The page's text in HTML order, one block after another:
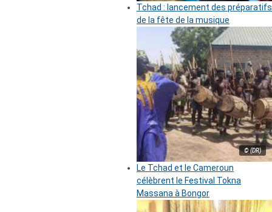
Tchad : lancement des préparatifs
de la fête de la musique
© (DR)
Le Tchad et le Cameroun
célèbrent le Festival Tokna
Massana à Bongor